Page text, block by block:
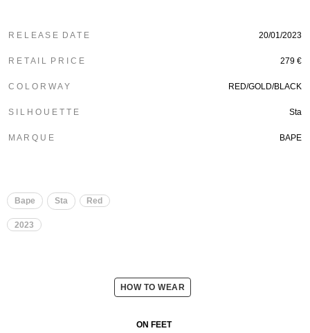
R E L E A S E D A T E 20/01/2023
R E T A I L P R I C E 279 €
C O L O R W A Y RED/GOLD/BLACK
S I L H O U E T T E Sta
M A R Q U E BAPE
Bape Sta Red
2023
HOW TO WEAR
ON FEET